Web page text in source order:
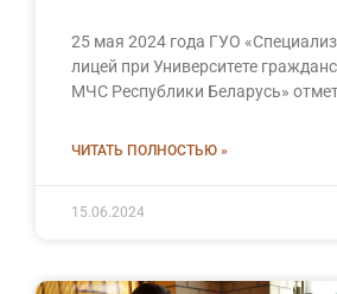
25 мая 2024 года ГУО
лицей при Университете
МЧС Республики Беларусь»
ЧИТАТЬ ПОЛНОСТЬЮ »
15.06.2024